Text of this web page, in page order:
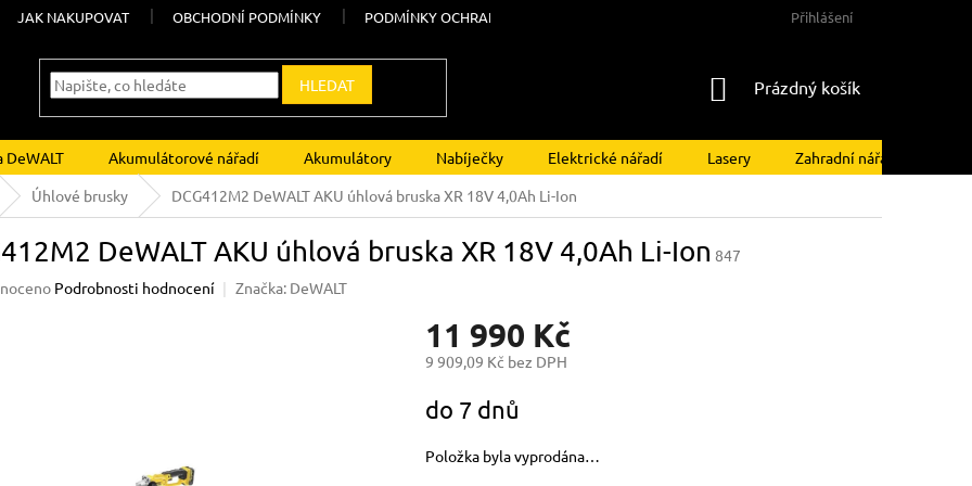
JAK NAKUPOVAT OBCHODNÍ PODMÍNKY PODMÍNKY OCHRANY OSOBNÍCH ÚDAJŮ Přihlášení
HLEDAT
NÁKUPNÍ
Prázdný košík
DeWALT Akumulátorové nářadí Akumulátory Nabíječky Elektrické nářadí Lasery Zahradní nářadí
Úhlové brusky DCG412M2 DeWALT AKU úhlová bruska XR 18V 4,0Ah Li-Ion
DeWALT AKU úhlová bruska XR 18V 4,0Ah Li-Ion 847
Podrobnosti hodnocení Značka: DeWALT
11 990 Kč
9 909,09 Kč bez DPH
cena:
do 7 dnů
Položka byla vyprodána…